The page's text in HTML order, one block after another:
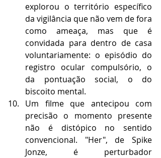
explorou o território específico
da vigilância que não vem de fora
como ameaça, mas que é
convidada para dentro de casa
voluntariamente: o episódio do
registro ocular compulsório, o
da pontuação social, o do
biscoito mental.
Um filme que antecipou com
precisão o momento presente
não é distópico no sentido
convencional. "Her", de Spike
Jonze, é perturbador